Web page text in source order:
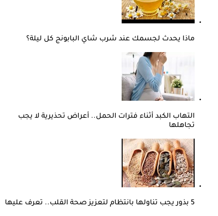
ماذا يحدث لجسمك عند شرب شاي البابونج كل ليلة؟
التهاب الكبد أثناء فترات الحمل.. أعراض تحذيرية لا يجب
تجاهلها
5 بذور يجب تناولها بانتظام لتعزيز صحة القلب.. تعرف عليها